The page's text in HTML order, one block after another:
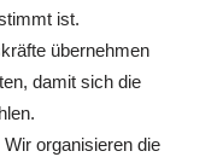
ist.
übernehmen
damit sich die
Wir organisieren die